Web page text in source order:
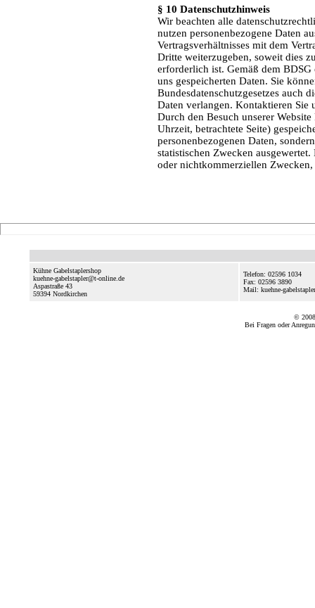
§ 10 Datenschutzhinweis
Wir beachten alle
nutzen personenbezogene Daten
Vertragsverhältnisses mit dem
Dritte weiterzugeben, soweit dies
erforderlich ist. Gemäß dem
uns gespeicherten Daten. Sie
Bundesdatenschutzgesetzes auch
Daten verlangen. Kontaktieren Sie
Durch den Besuch unserer
Uhrzeit, betrachtete Seite)
personenbezogenen Daten,
statistischen Zwecken
oder nichtkommerziellen
Kühne Gabelstaplershop
kuehne-gabelstapler@t-online.de
Aspastraße 43
59394 Nordkirchen
Telefon: 02596 1034
Fax: 02596 3890
Mail: kuehne-
© 2008
Bei Fragen oder